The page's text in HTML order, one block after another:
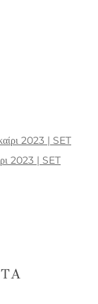
2023 | SET
2023 | SET